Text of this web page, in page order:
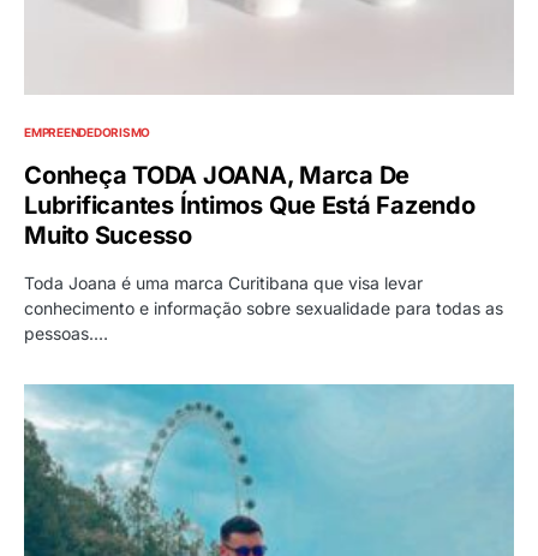
EMPREENDEDORISMO
Conheça TODA JOANA, Marca De
Lubrificantes Íntimos Que Está Fazendo
Muito Sucesso
Toda Joana é uma marca Curitibana que visa levar
conhecimento e informação sobre sexualidade para todas as
pessoas.…